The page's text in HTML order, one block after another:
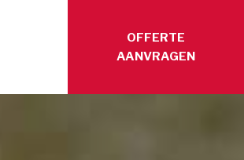
OFFERTE
AANVRAGEN